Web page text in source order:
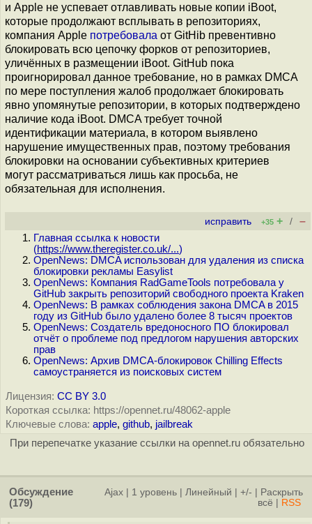
и Apple не успевает отлавливать новые копии iBoot,
которые продолжают всплывать в репозиториях,
компания Apple потребовала от GitHib превентивно
блокировать всю цепочку форков от репозиториев,
уличённых в размещении iBoot. GitHub пока
проигнорировал данное требование, но в рамках DMCA
по мере поступления жалоб продолжает блокировать
явно упомянутые репозитории, в которых подтверждено
наличие кода iBoot. DMCA требует точной
идентификации материала, в котором выявлено
нарушение имущественных прав, поэтому требования
блокировки на основании субъективных критериев
могут рассматриваться лишь как просьба, не
обязательная для исполнения.
исправить +35 + / –
Главная ссылка к новости
(https://www.theregister.co.uk/...)
OpenNews: DMCA использован для удаления из списка
блокировки рекламы Easylist
OpenNews: Компания RadGameTools потребовала у
GitHub закрыть репозиторий свободного проекта Kraken
OpenNews: В рамках соблюдения закона DMCA в 2015
году из GitHub было удалено более 8 тысяч проектов
OpenNews: Создатель вредоносного ПО блокировал
отчёт о проблеме под предлогом нарушения авторских
прав
OpenNews: Архив DMCA-блокировок Chilling Effects
самоустраняется из поисковых систем
Лицензия: CC BY 3.0
Короткая ссылка: https://opennet.ru/48062-apple
Ключевые слова: apple, github, jailbreak
При перепечатке указание ссылки на opennet.ru обязательно
Обсуждение
(179)
Ajax 1 уровень Линейный +/-
Раскрыть
всё
RSS